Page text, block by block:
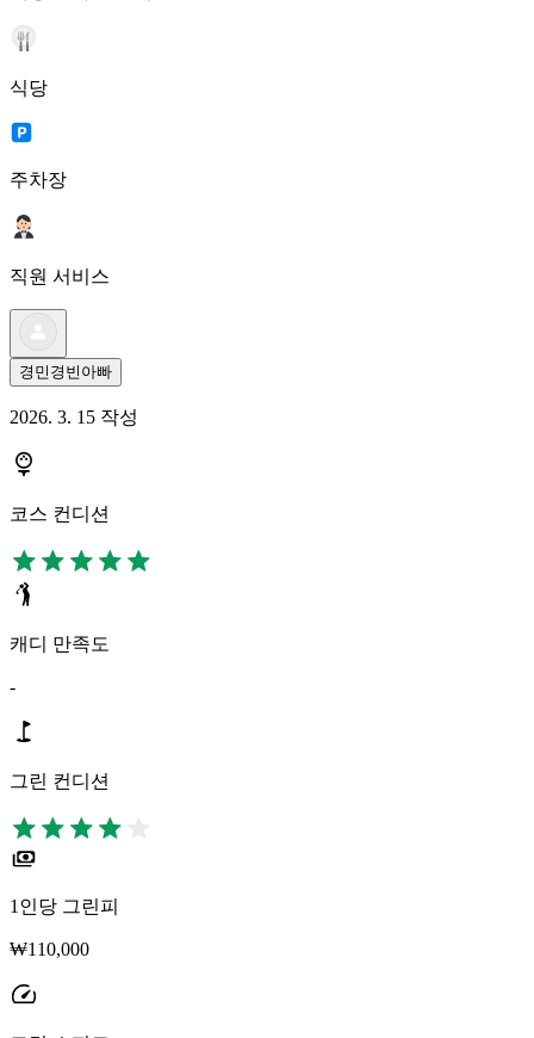
식당
주차장
직원 서비스
경민경빈아빠
2026. 3. 15 작성
코스 컨디션
캐디 만족도
-
그린 컨디션
1인당 그린피
₩110,000